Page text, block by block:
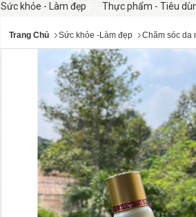
Sức khỏe - Làm đẹp Thực phẩm - Tiêu
Trang Chủ Sức khỏe -Làm đẹp Chăm sóc da